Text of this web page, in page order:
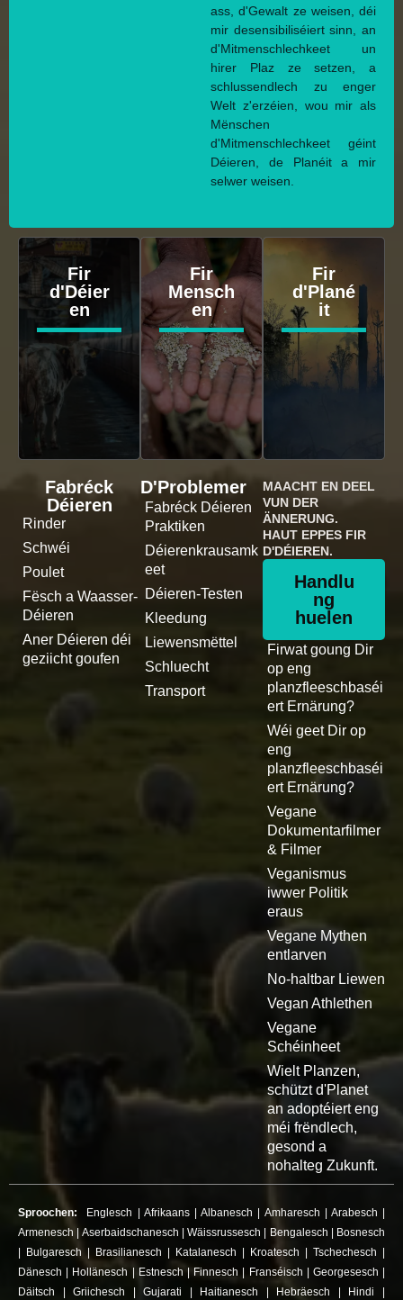
ass, d'Gewalt ze weisen, déi
mir desensibiliséiert sinn, an
d'Mitmenschlechkeet un
hirer Plaz ze setzen, a
schlussendlech zu enger
Welt z'erzéien, wou mir als
Mënschen
d'Mitmenschlechkeet géint
Déieren, de Planéit a mir
selwer weisen.
Fir
d'Déier
en
Fir
Mensch
en
Fir
d'Plané
it
Fabréck
Déieren
Rinder
Schwéi
Poulet
Fësch a Waasser-
Déieren
Aner Déieren déi
geziicht goufen
D'Problemer
Fabréck Déieren
Praktiken
Déierenkrausamk
eet
Déieren-Testen
Kleedung
Liewensmëttel
Schluecht
Transport
MAACHT EN DEEL
VUN DER
ÄNNERUNG.
HAUT EPPES FIR
D'DÉIEREN.
Handlu
ng
huelen
Firwat goung Dir
op eng
planzfleeschbaséi
ert Ernärung?
Wéi geet Dir op
eng
planzfleeschbaséi
ert Ernärung?
Vegane
Dokumentarfilmer
& Filmer
Veganismus
iwwer Politik
eraus
Vegane Mythen
entlarven
No-haltbar Liewen
Vegan Athlethen
Vegane
Schéinheet
Wielt Planzen,
schützt d'Planet
an adoptéiert eng
méi frëndlech,
gesond a
nohalteg Zukunft.
Sproochen: Englesch Afrikaans|Albanesch Amharesch Arabesch
Armenesch
Aserbaidschanesch Wäissrussesch Bengalesch
Bosnesch
Bulgaresch Brasilianesch Katalanesch Kroatesch Tschechesch
Dänesch
Hollänesch Estnesch Finnesch Franséisch Georgesesch
Däitsch |Griichesch |Gujarati Haitianesch Hebräesch Hindi